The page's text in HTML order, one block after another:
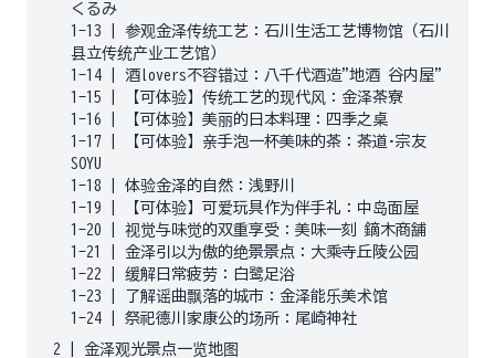
くるみ
1-13
参观金泽传统工艺：石川生活工艺博物馆（石川
县立传统产业工艺馆）
1-14
酒lovers不容错过：八千代酒造"地酒 谷内屋"
1-15
【可体验】传统工艺的现代风：金泽茶寮
1-16
【可体验】美丽的日本料理：四季之桌
1-17
【可体验】亲手泡一杯美味的茶：茶道·宗友
SOYU
1-18
体验金泽的自然：浅野川
1-19
【可体验】可爱玩具作为伴手礼：中岛面屋
1-20
视觉与味觉的双重享受：美味一刻 鏑木商舗
1-21
金泽引以为傲的绝景景点：大乘寺丘陵公园
1-22
缓解日常疲劳：白鹭足浴
1-23
了解谣曲飘落的城市：金泽能乐美术馆
1-24
祭祀德川家康公的场所：尾崎神社
2
金泽观光景点一览地图